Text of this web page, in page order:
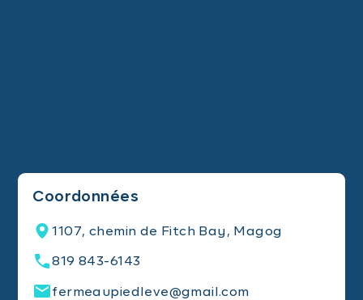
Coordonnées
1107, chemin de Fitch Bay, Magog
819 843-6143
fermeaupiedleve@gmail.com